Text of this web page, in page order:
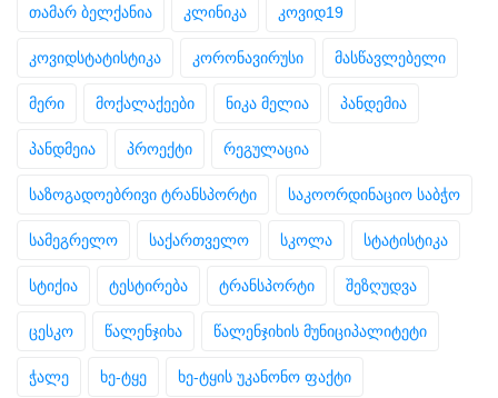
თამარ ბელქანია კლინიკა კოვიდ19
კოვიდსტატისტიკა კორონავირუსი მასწავლებელი
მერი მოქალაქეები ნიკა მელია პანდემია
პანდმეია პროექტი რეგულაცია
საზოგადოებრივი ტრანსპორტი საკოორდინაციო საბჭო
სამეგრელო საქართველო სკოლა სტატისტიკა
სტიქია ტესტირება ტრანსპორტი შეზღუდვა
ცესკო წალენჯიხა წალენჯიხის მუნიციპალიტეტი
ჭალე ხე-ტყე ხე-ტყის უკანონო ფაქტი